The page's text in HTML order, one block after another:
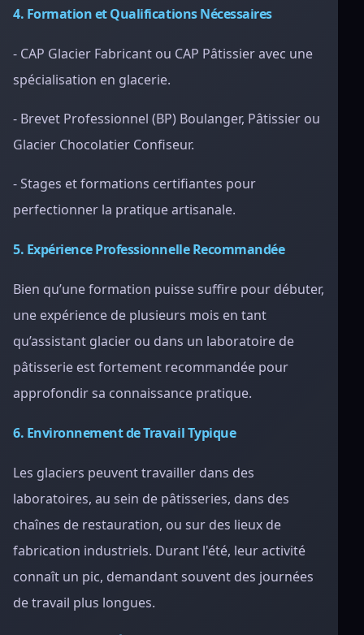
4. Formation et Qualifications Nécessaires
- CAP Glacier Fabricant ou CAP Pâtissier avec une
spécialisation en glacerie.
- Brevet Professionnel (BP) Boulanger, Pâtissier ou
Glacier Chocolatier Confiseur.
- Stages et formations certifiantes pour
perfectionner la pratique artisanale.
5. Expérience Professionnelle Recommandée
Bien qu’une formation puisse suffire pour débuter,
une expérience de plusieurs mois en tant
qu’assistant glacier ou dans un laboratoire de
pâtisserie est fortement recommandée pour
approfondir sa connaissance pratique.
6. Environnement de Travail Typique
Les glaciers peuvent travailler dans des
laboratoires, au sein de pâtisseries, dans des
chaînes de restauration, ou sur des lieux de
fabrication industriels. Durant l'été, leur activité
connaît un pic, demandant souvent des journées
de travail plus longues.